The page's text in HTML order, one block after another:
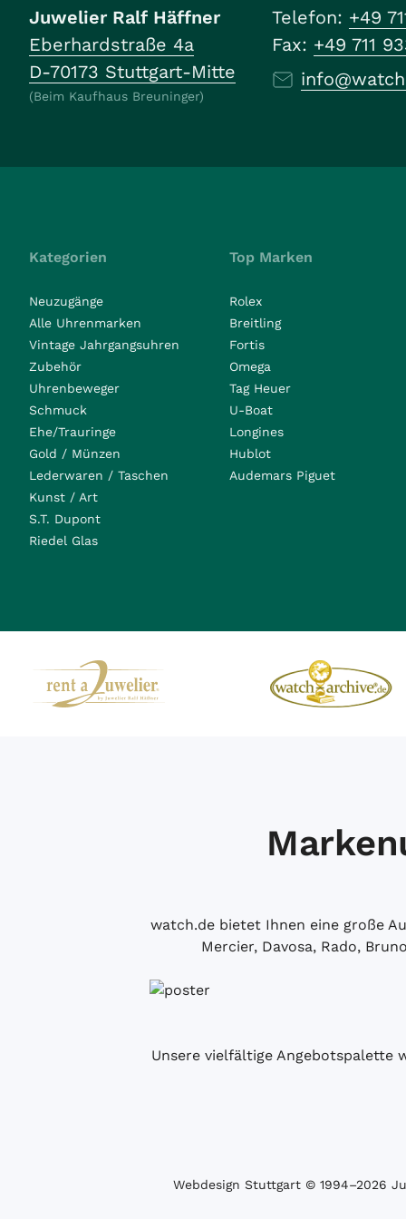
Juwelier Ralf Häffner
Eberhardstraße 4a
D-70173 Stuttgart-Mitte
(Beim Kaufhaus Breuninger)
Telefon: +49
Fax: +49 711
Kategorien
Neuzugänge
Alle Uhrenmarken
Vintage Jahrgangsuhren
Zubehör
Uhrenbeweger
Schmuck
Ehe/Trauringe
Gold / Münzen
Lederwaren / Taschen
Kunst / Art
S.T. Dupont
Riedel Glas
Top Marken
Rolex
Breitling
Fortis
Omega
Tag Heuer
U-Boat
Longines
Hublot
Audemars Piguet
watch.de bietet Ihnen eine große
Mercier, Davosa, Rado,
Unsere vielfältige Angebotspalette
Webdesign Stuttgart© 1994­–2026